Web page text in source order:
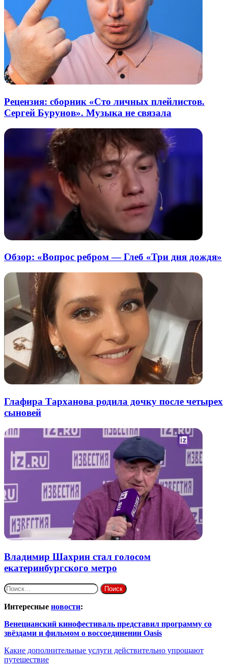
Рецензия: сборник «Сто личных плейлистов.
Сергей Бурунов». Музыка не связала
Обзор: «Вопрос ребром — Глеб «Три дня дождя»
Глафира Тарханова родила дочку после четырех
сыновей
Владимир Шахрин стал голосом
екатеринбургского метро
Найти:
Интересные новости:
Венецианский кинофестиваль представил программу со
звёздами и фильмом о воссоединении Oasis
Какие дополнительные услуги действительно упрощают
путешествие